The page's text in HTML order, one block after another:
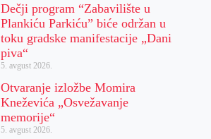
Dečji program “Zabavilište u
Plankiću Parkiću” biće održan u
toku gradske manifestacije „Dani
piva“
5. avgust 2026.
Otvaranje izložbe Momira
Kneževića „Osvežavanje
memorije“
5. avgust 2026.